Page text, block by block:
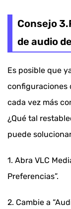
Consejo
de audio
Es posible que
configuraciones
cada vez más
¿Qué tal
puede
1. Abra VLC
Preferencias”.
2. Cambie a